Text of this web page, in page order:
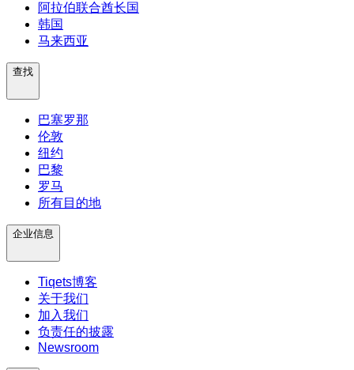
阿拉伯联合酋长国
韩国
马来西亚
查找
巴塞罗那
伦敦
纽约
巴黎
罗马
所有目的地
企业信息
Tiqets博客
关于我们
加入我们
负责任的披露
Newsroom